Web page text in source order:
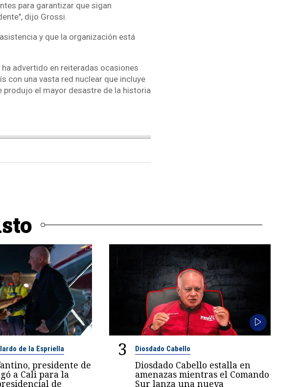
para garantizar que sigan
dijo Grossi.
y que la organización está
advertido en reiteradas ocasiones
con una vasta red nuclear que incluye
produjo el mayor desastre de la historia
de la Espriella
presidente de
a Cali para la
de
3 Diosdado Cabello
Diosdado Cabello estalla en
amenazas mientras el Comando
Sur lanza una nueva